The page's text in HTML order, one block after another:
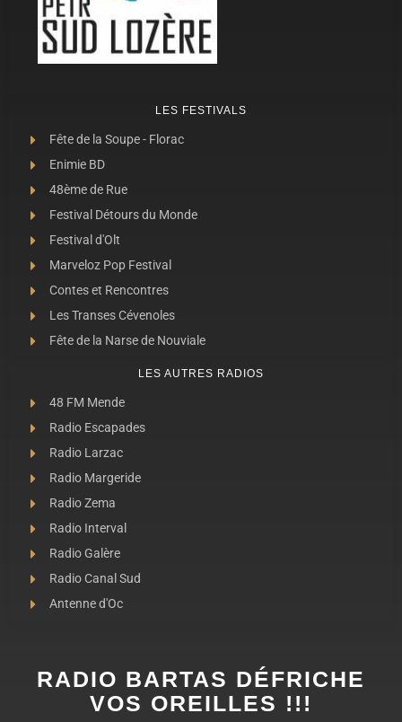
LES FESTIVALS
Fête de la Soupe - Florac
Enimie BD
48ème de Rue
Festival Détours du Monde
Festival d'Olt
Marveloz Pop Festival
Contes et Rencontres
Les Transes Cévenoles
Fête de la Narse de Nouviale
LES AUTRES RADIOS
48 FM Mende
Radio Escapades
Radio Larzac
Radio Margeride
Radio Zema
Radio Interval
Radio Galère
Radio Canal Sud
Antenne d'Oc
RADIO BARTAS DÉFRICHE
VOS OREILLES !!!